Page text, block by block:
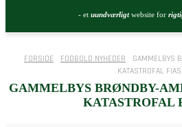
- et uundværligtwebsite for
FORSIDE FODBOLD NYHEDER
GAMMELBYS
KATASTROFAL
GAMMELBYS BRØNDBY-
KATASTROFAL